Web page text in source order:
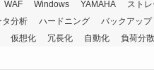
WAF Windows YAMAHA
スト
タ分析 ハードニング
バックアップ
仮想化 冗長化 自動化 負荷分散